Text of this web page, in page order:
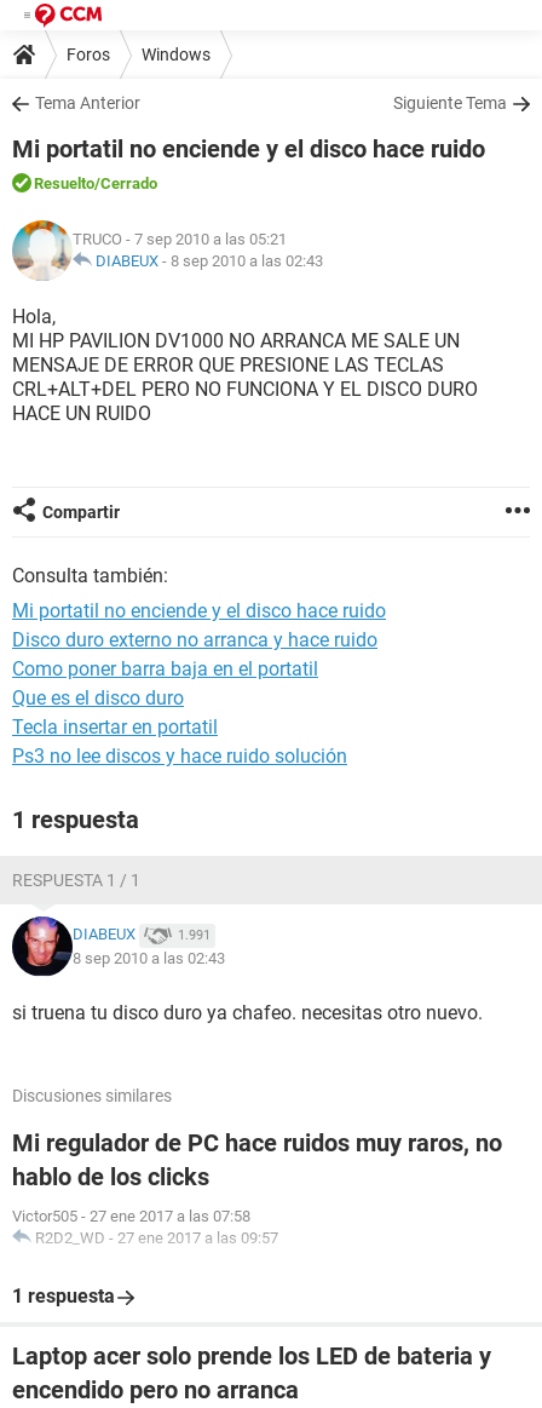
Foros Windows
Tema Anterior Siguiente Tema
Mi portatil no enciende y el disco hace ruido
Resuelto/Cerrado
TRUCO - 7 sep 2010 a las 05:21
DIABEUX - 8 sep 2010 a las 02:43
Hola,
MI HP PAVILION DV1000 NO ARRANCA ME SALE UN
MENSAJE DE ERROR QUE PRESIONE LAS TECLAS
CRL+ALT+DEL PERO NO FUNCIONA Y EL DISCO DURO
HACE UN RUIDO
Compartir
Consulta también:
Mi portatil no enciende y el disco hace ruido
Disco duro externo no arranca y hace ruido
Como poner barra baja en el portatil
Que es el disco duro
Tecla insertar en portatil
Ps3 no lee discos y hace ruido solución
1 respuesta
RESPUESTA 1 / 1
DIABEUX 1.991
8 sep 2010 a las 02:43
si truena tu disco duro ya chafeo. necesitas otro nuevo.
Discusiones similares
Mi regulador de PC hace ruidos muy raros, no
hablo de los clicks
Victor505 - 27 ene 2017 a las 07:58
R2D2_WD - 27 ene 2017 a las 09:57
1 respuesta
Laptop acer solo prende los LED de bateria y
encendido pero no arranca